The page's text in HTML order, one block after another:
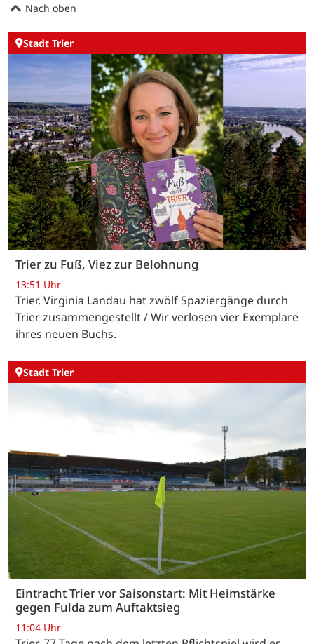
Nach oben
Stadt Trier
Trier zu Fuß, Viez zur Belohnung
13:51 Uhr
Trier. Virginia Landau hat zwölf Spaziergänge durch
Trier zusammengestellt / Wir verlosen vier Exemplare
ihres neuen Buchs.
Stadt Trier
Eintracht Trier vor Saisonstart: Mit Heimstärke
gegen Fulda zum Auftaktsieg
11:04 Uhr